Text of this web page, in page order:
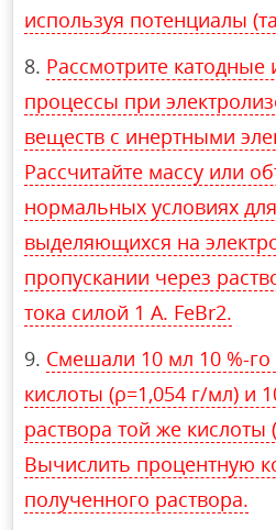
используя потенциалы
Рассмотрите
процессы при
веществ с инертными
Рассчитайте массу или
нормальных условиях
выделяющихся на
пропускании через
тока силой 1 А. FeBr2.
Смешали 10 мл 10 %-го
кислоты (ρ=1,054 г/мл) и
раствора той же кислоты
Вычислить процентную
полученного раствора.